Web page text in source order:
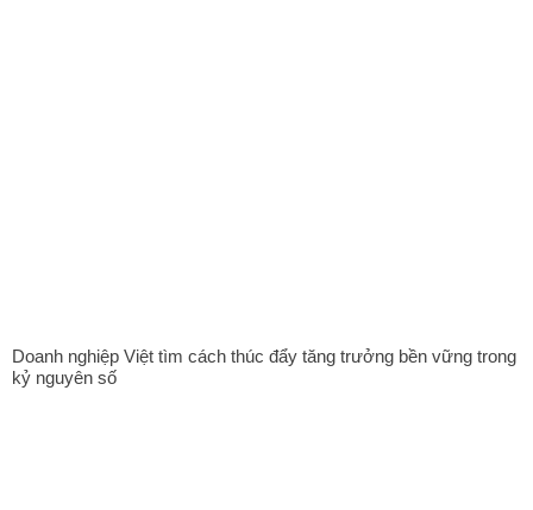
Doanh nghiệp Việt tìm cách thúc đẩy tăng trưởng bền vững trong
kỷ nguyên số